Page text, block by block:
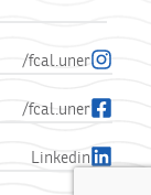
/fcal.uner
/fcal.uner
Linkedin